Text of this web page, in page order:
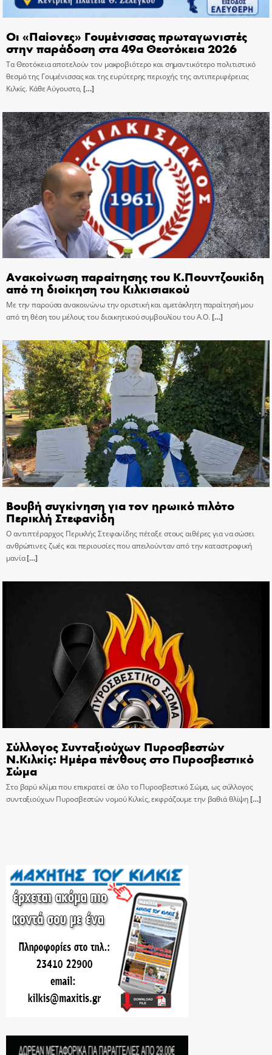
Οι «Παίονες» Γουμένισσας πρωταγωνιστές
στην παράδοση στα 49α Θεοτόκεια 2026
Τα Θεοτόκεια αποτελούν τον μακροβιότερο και σημαντικότερο πολιτιστικό
θεσμό της Γουμένισσας και της ευρύτερης περιοχής της αντιπεριφέρειας
Κιλκίς. Κάθε Αύγουστο, […]
Ανακοίνωση παραίτησης του Κ.Πουντζουκίδη
από τη διοίκηση του Κιλκισιακού
Με την παρούσα ανακοινώνω την οριστική και αμετάκλητη παραίτησή μου
από τη θέση του μέλους του διοικητικού συμβουλίου του Α.Ο.[…]
Βουβή συγκίνηση για τον ηρωικό πιλότο
Περικλή Στεφανίδη
Ο αντιπτέραρχος Περικλής Στεφανίδης πέταξε στους αιθέρες για να σώσει
ανθρώπινες ζωές και περιουσίες που απειλούνταν από την καταστροφική
μανία[…]
Σύλλογος Συνταξιούχων Πυροσβεστών
Ν.Κιλκίς: Ημέρα πένθους στο Πυροσβεστικό
Σώμα
Στο βαρύ κλίμα που επικρατεί σε όλο το Πυροσβεστικό Σώμα, ως σύλλογος
συνταξιούχων Πυροσβεστών νομού Κιλκίς, εκφράζουμε την βαθιά θλίψη[…]